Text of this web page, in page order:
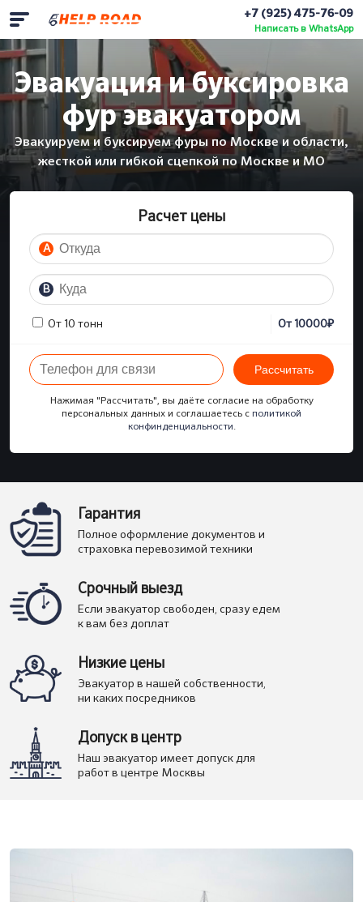
+7 (925) 475-76-09
Написать в WhatsApp
Эвакуация и буксировка
фур эвакуатором
Эвакуируем и буксируем фуры по Москве и области,
жесткой или гибкой сцепкой по Москве и МО
Расчет цены
A
B
От 10 тонн От 10000₽
Рассчитать
Нажимая "Рассчитать", вы даёте согласие на обработку
персональных данных и соглашаетесь с политикой
конфинденциальности.
Гарантия
Полное оформление документов и
страховка перевозимой техники
Срочный выезд
Если эвакуатор свободен, сразу едем
к вам без доплат
Низкие цены
Эвакуатор в нашей собственности,
ни каких посредников
Допуск в центр
Наш эвакуатор имеет допуск для
работ в центре Москвы